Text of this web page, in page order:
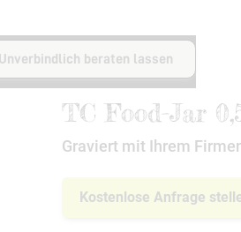
Unverbindlich beraten lassen
TC Food-Jar
Graviert mit Ihrem
Kostenlose Anfrage